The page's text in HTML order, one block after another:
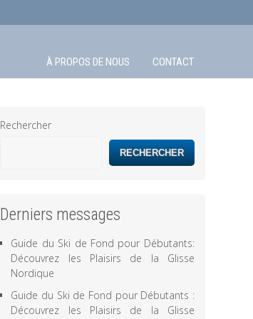
À PROPOS DE NOUS CONTACT
Rechercher
RECHERCHER
Derniers messages
Guide du Ski de Fond pour Débutants:
Découvrez les Plaisirs de la Glisse
Nordique
Guide du Ski de Fond pour Débutants :
Découvrez les Plaisirs de la Glisse